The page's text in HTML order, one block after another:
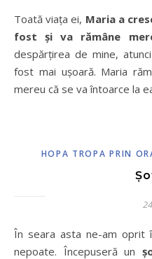
Toată viața ei, Maria a
fost și va rămâne
despărțirea de mine,
fost mai ușoară. Maria
mereu că se va întoarce la
HOPA TROPA PRIN
În seara asta ne-am oprit în dreptul unui bunic şi al unei
nepoate. Începuseră un